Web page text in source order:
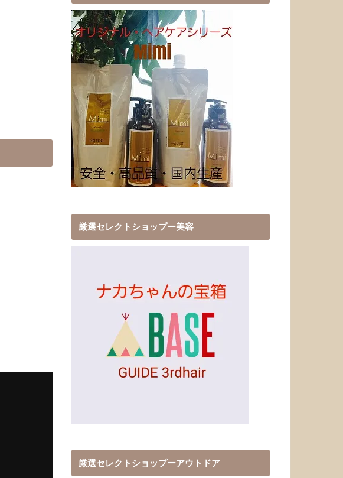
厳選セレクトショップー美容
厳選セレクトショップーアウトドア